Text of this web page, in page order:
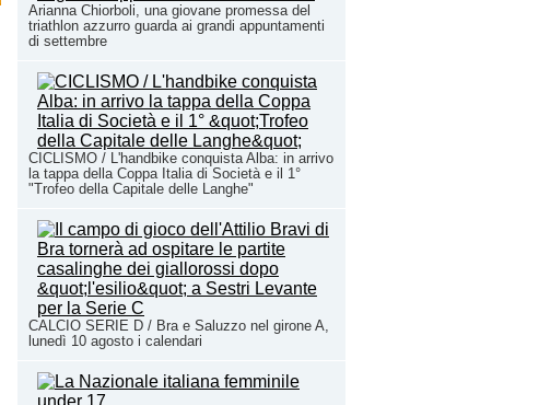
Arianna Chiorboli, una giovane promessa del
triathlon azzurro guarda ai grandi appuntamenti
di settembre
CICLISMO / L'handbike conquista Alba: in arrivo
la tappa della Coppa Italia di Società e il 1°
"Trofeo della Capitale delle Langhe"
CALCIO SERIE D / Bra e Saluzzo nel girone A,
lunedì 10 agosto i calendari